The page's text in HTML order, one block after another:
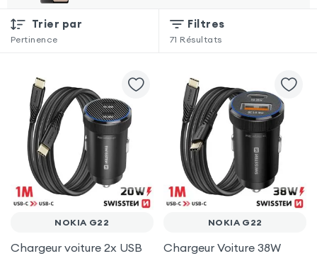
Trier par
Pertinence
Filtres
71 Résultats
NOKIA G22
Chargeur voiture 2x USB
NOKIA G22
Chargeur Voiture 38W